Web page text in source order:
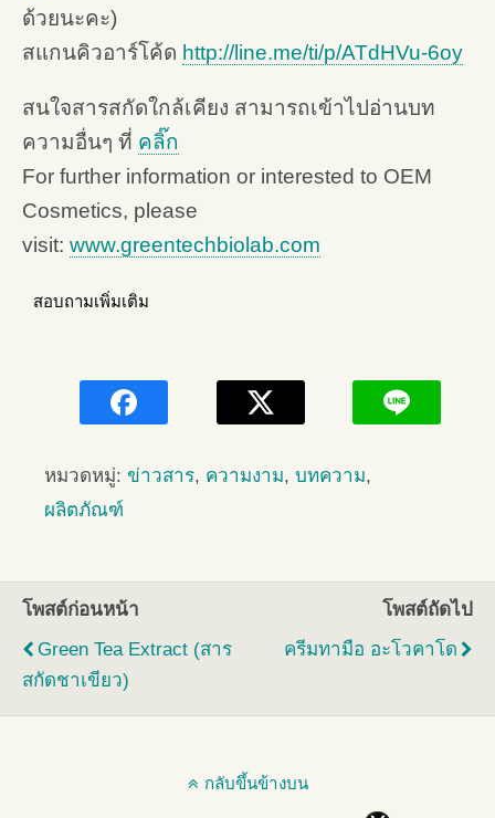
ด้วยนะคะ)
สแกนคิวอาร์โค้ด http://line.me/ti/p/ATdHVu-6oy
สนใจสารสกัดใกล้เคียง สามารถเข้าไปอ่านบท
ความอื่นๆ ที่ คลิ๊ก
For further information or interested to OEM
Cosmetics, please
visit: www.greentechbiolab.com
สอบถามเพิ่มเติม
หมวดหมู่: ข่าวสาร, ความงาม, บทความ,
ผลิตภัณฑ์
โพสต์ก่อนหน้า
Green Tea Extract (สาร
สกัดชาเขียว)
โพสต์ถัดไป
ครีมทามือ อะโวคาโด
กลับขึ้นข้างบน